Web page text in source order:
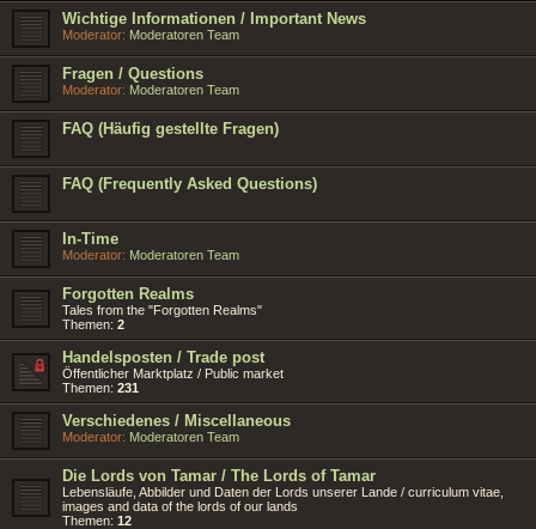
Wichtige Informationen / Important News
Moderator: Moderatoren Team
Fragen / Questions
Moderator: Moderatoren Team
FAQ (Häufig gestellte Fragen)
FAQ (Frequently Asked Questions)
In-Time
Moderator: Moderatoren Team
Forgotten Realms
Tales from the "Forgotten Realms"
Themen: 2
Handelsposten / Trade post
Öffentlicher Marktplatz / Public market
Themen: 231
Verschiedenes / Miscellaneous
Moderator: Moderatoren Team
Die Lords von Tamar / The Lords of Tamar
Lebensläufe, Abbilder und Daten der Lords unserer Lande / curriculum vitae,
images and data of the lords of our lands
Themen: 12